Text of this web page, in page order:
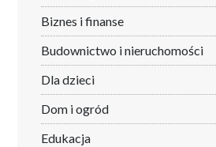
Biznes i finanse
Budownictwo i nieruchomości
Dla dzieci
Dom i ogród
Edukacja